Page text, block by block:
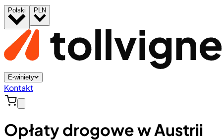
Polski PLN
E-winiety
Kontakt
Opłaty drogowe w Austrii